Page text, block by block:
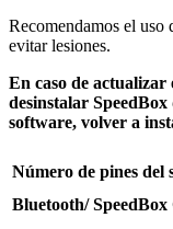
Recomendamos el uso
evitar lesiones.
En caso de
desinstalar
software, volver a
Número de pines del
Bluetooth/ SpeedBox